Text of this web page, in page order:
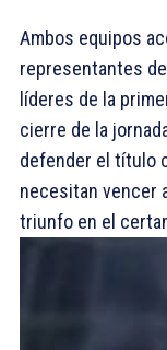
Ambos equipos
representantes
líderes de la
cierre de la
defender el título
necesitan vencer
triunfo en el